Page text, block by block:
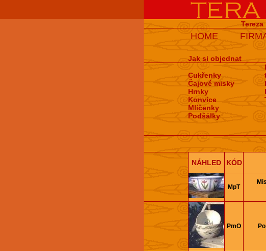
HOME
Jak si objednat
Cukřenky
Čajové misky
Hrnky
Konvice
Mlíčenky
Podšálky
NÁHLED
KÓD
MpT
PmO